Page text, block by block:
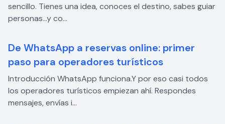
sencillo. Tienes una idea, conoces el destino, sabes guiar
personas…y co...
De WhatsApp a reservas online: primer
paso para operadores turísticos
Introducción WhatsApp funciona.Y por eso casi todos
los operadores turísticos empiezan ahí. Respondes
mensajes, envías i...